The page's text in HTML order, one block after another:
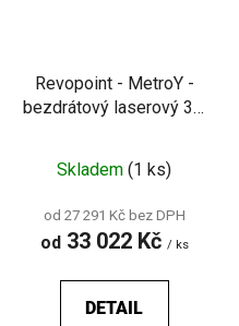
Revopoint - MetroY -
bezdrátový laserový 3D
skenování
Skladem (1 ks)
od 27 291 Kč bez DPH
od33 022 Kč / ks
DETAIL